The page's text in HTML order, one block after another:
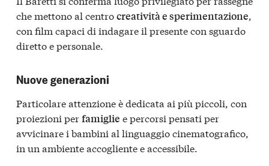
che mettono al centrocreatività e sperimentazione,
con film capaci di indagare il presente con sguardo
diretto e personale.
Nuove generazioni
Particolare attenzione è dedicata ai più piccoli, con
proiezioni perfamiglie e percorsi pensati per
avvicinare i bambini al linguaggio cinematografico,
in un ambiente accogliente e accessibile.